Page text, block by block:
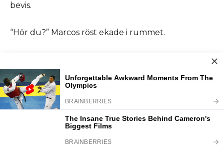
bevis.
“Hör du?” Marcos röst ekade i rummet.
Det är mannen du valde – över sexton års
äktenskap.”
En vecka senare gjorde Wesley sitt avgörande